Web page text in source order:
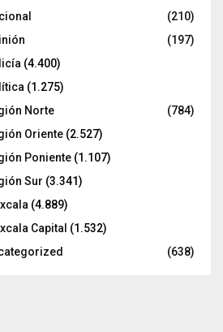
(210)
(197)
(4.400)
(1.275)
Norte
(784)
Oriente (2.527)
Poniente (1.107)
Sur (3.341)
(4.889)
Capital (1.532)
(638)